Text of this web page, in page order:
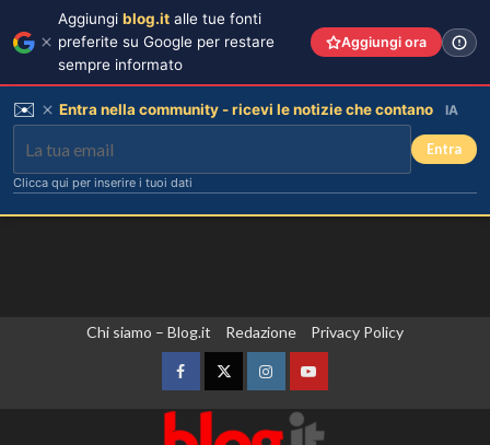
Chi siamo – Blog.it Redazione Privacy Policy
FacebookTwitterInstagramYouTube
Aggiungi blog.it alle tue fonti
preferite su Google per restare
sempre informato
Aggiungi ora
✉️ Entra nella community - ricevi le notizie che contano IA
Entra
Clicca qui per inserire i tuoi dati